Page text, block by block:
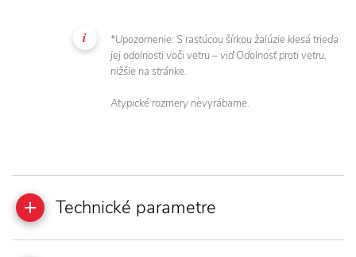
*Upozornenie: S rastúcou šírkou žalúzie klesá trieda
jej odolnosti voči vetru – viď Odolnosť proti vetru,
nižšie na stránke.
Atypické rozmery nevyrábame.
Technické parametre